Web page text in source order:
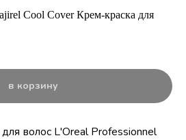
Cool Cover Крем-краска для
в корзину
волос L'Oreal Professionnel